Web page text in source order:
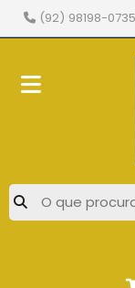
(92) 98198-0735